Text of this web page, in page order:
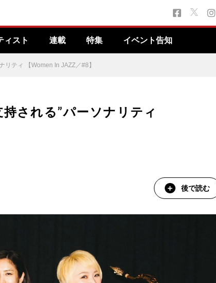
ィスト 連載 特集 イベント告知
リティ 【Women In JAZZ／#8】
される”パーソナリティ
後で読む